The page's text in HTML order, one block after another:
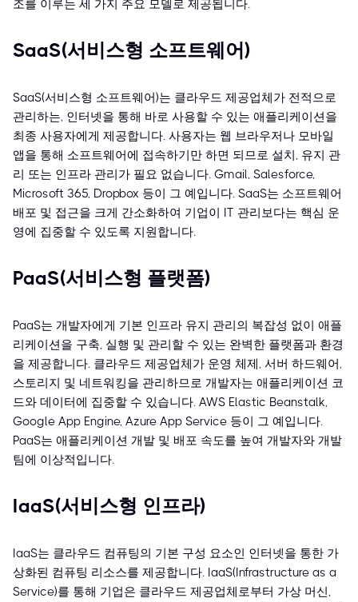
조를 이루는 세 가지 주요 모델로 제공됩니다.
SaaS(서비스형 소프트웨어)
SaaS(서비스형 소프트웨어)는 클라우드 제공업체가 전적으로
관리하는, 인터넷을 통해 바로 사용할 수 있는 애플리케이션을
최종 사용자에게 제공합니다. 사용자는 웹 브라우저나 모바일
앱을 통해 소프트웨어에 접속하기만 하면 되므로 설치, 유지 관
리 또는 인프라 관리가 필요 없습니다. Gmail, Salesforce,
Microsoft 365, Dropbox 등이 그 예입니다. SaaS는 소프트웨어
배포 및 접근을 크게 간소화하여 기업이 IT 관리보다는 핵심 운
영에 집중할 수 있도록 지원합니다.
PaaS(서비스형 플랫폼)
PaaS는 개발자에게 기본 인프라 유지 관리의 복잡성 없이 애플
리케이션을 구축, 실행 및 관리할 수 있는 완벽한 플랫폼과 환경
을 제공합니다. 클라우드 제공업체가 운영 체제, 서버 하드웨어,
스토리지 및 네트워킹을 관리하므로 개발자는 애플리케이션 코
드와 데이터에 집중할 수 있습니다. AWS Elastic Beanstalk,
Google App Engine, Azure App Service 등이 그 예입니다.
PaaS는 애플리케이션 개발 및 배포 속도를 높여 개발자와 개발
팀에 이상적입니다.
IaaS(서비스형 인프라)
IaaS는 클라우드 컴퓨팅의 기본 구성 요소인 인터넷을 통한 가
상화된 컴퓨팅 리소스를 제공합니다. IaaS(Infrastructure as a
Service)를 통해 기업은 클라우드 제공업체로부터 가상 머신,